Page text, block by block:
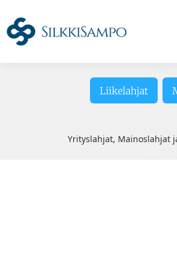
Liikelahjat
Yrityslahjat, Mainoslahjat